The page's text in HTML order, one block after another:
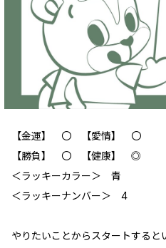
【金運】 〇 【愛情】 〇
【勝負】 〇 【健康】 ◎
＜ラッキーカラー＞ 青
＜ラッキーナンバー＞ 4
やりたいことからスタートする